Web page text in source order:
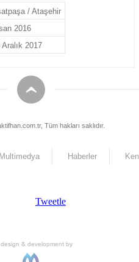
/ Ataşehir
2016
Aralık 2017
Tüm hakları saklıdır.
Multimedya Haberler